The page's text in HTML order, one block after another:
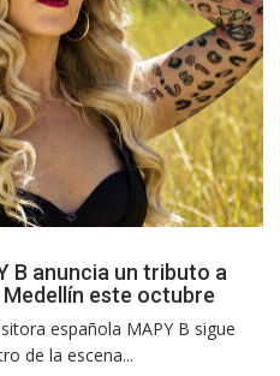
B anuncia un tributo a
este octubre
española MAPY B sigue
de la escena...